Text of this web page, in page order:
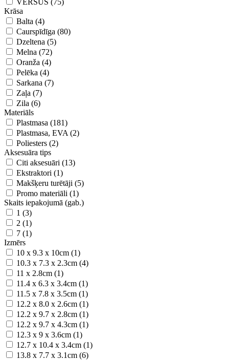
Krāsa
Balta (4)
Caurspīdīga (80)
Dzeltena (5)
Melna (72)
Oranža (4)
Pelēka (4)
Sarkana (7)
Zaļa (7)
Zila (6)
Materiāls
Plastmasa (181)
Plastmasa, EVA (2)
Poliesters (2)
Aksesuāra tips
Citi aksesuāri (13)
Ekstraktori (1)
Makšķeru turētāji (5)
Promo materiāli (1)
Skaits iepakojumā (gab.)
1 (3)
2 (1)
7 (1)
Izmērs
10 x 9.3 x 10cm (1)
10.3 x 7.3 x 2.3cm (4)
11 x 2.8cm (1)
11.4 x 6.3 x 3.4cm (1)
11.5 x 7.8 x 3.5cm (1)
12.2 x 8.0 x 2.6cm (1)
12.2 x 9.7 x 2.8cm (1)
12.2 x 9.7 x 4.3cm (1)
12.3 x 9 x 3.6cm (1)
12.7 x 10.4 x 3.4cm (1)
13.8 x 7.7 x 3.1cm (6)